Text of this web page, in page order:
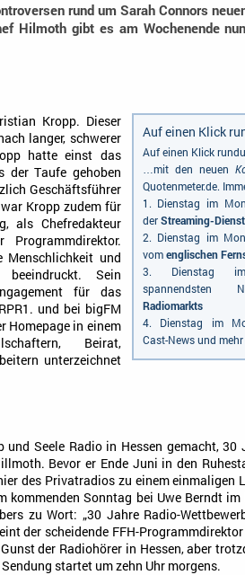
rund um Sarah Connors
Hilmoth gibt es am Wochenende
Auf einen Klick
Auf einen Klick
…mit den neuen
Quotenmeter.de.
1. Dienstag im
derStreaming-
2. Dienstag im
vomenglischen
3. Dienstag
spannendsten
Radiomarkts
4. Dienstag im
Cast-News und
Kropp. Dieser
langer, schwerer
hatte einst das
der Taufe gehoben
Geschäftsführer
Kropp zudem für
als Chefredakteur
Programmdirektor.
Menschlichkeit und
Sein
für das
und bei bigFM
Homepage in einem
Beirat,
unterzeichnet
Seele Radio in Hessen gemacht, 30
Bevor er Ende Juni in den
des Privatradios zu einem einmaligen
kommenden Sonntag bei Uwe Berndt
zu Wort: „30 Jahre Radio-
der scheidende FFH-
der Radiohörer in Hessen, aber
startet um zehn Uhr morgens.